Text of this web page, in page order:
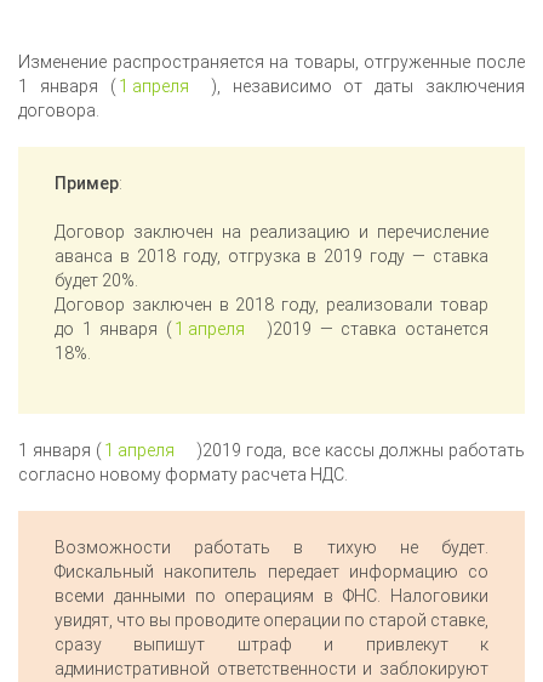
Изменение распространяется на товары, отгруженные после
1 января ( 1 апреля
), независимо от даты заключения
договора.
Пример:
Договор заключен на реализацию и перечисление
аванса в 2018 году, отгрузка в 2019 году — ставка
будет 20%.
Договор заключен в 2018 году, реализовали товар
до 1 января ( 1 апреля
)2019 — ставка останется
18%.
1 января ( 1 апреля
)2019 года, все кассы должны работать
согласно новому формату расчета НДС.
Возможности работать в тихую не будет.
Фискальный накопитель передает информацию со
всеми данными по операциям в ФНС. Налоговики
увидят, что вы проводите операции по старой ставке,
сразу выпишут штраф и привлекут к
административной ответственности и заблокируют